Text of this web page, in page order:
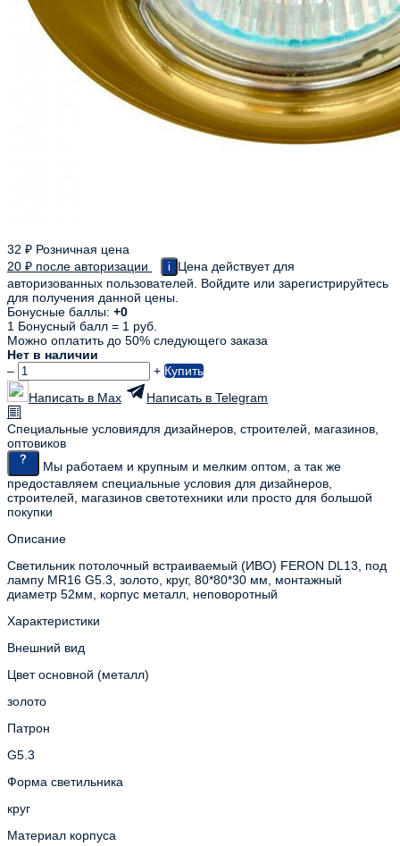
32 ₽ Розничная цена
20 ₽ после авторизации i
Цена действует для
авторизованных пользователей. Войдите или зарегистрируйтесь
для получения данной цены.
Бонусные баллы: +0
1 Бонусный балл = 1 руб.
Можно оплатить до 50% следующего заказа
Нет в наличии
–
+ Купить
Написать в Max
Написать в Telegram
Специальные условиядля дизайнеров, строителей, магазинов,
оптовиков
Мы работаем и крупным и мелким оптом, а так же
предоставляем специальные условия для дизайнеров,
строителей, магазинов светотехники или просто для большой
покупки
Описание
Светильник потолочный встраиваемый (ИВО) FERON DL13, под
лампу MR16 G5.3, золото, круг, 80*80*30 мм, монтажный
диаметр 52мм, корпус металл, неповоротный
Характеристики
Внешний вид
Цвет основной (металл)
золото
Патрон
G5.3
Форма светильника
круг
Материал корпуса